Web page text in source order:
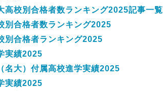
高校別合格者数ランキング2025記事一覧
別合格者数ランキング2025
別合格者ランキング2025
実績2025
名大）付属高校進学実績2025
実績2025